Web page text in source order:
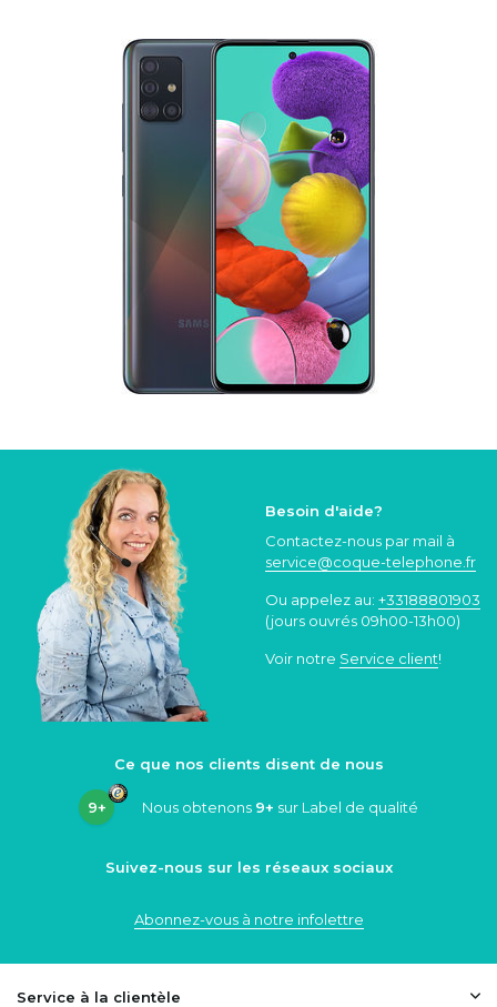
Besoin d'aide?
Contactez-nous par mail à
service@coque-telephone.fr
Ou appelez au: +33188801903
(jours ouvrés 09h00-13h00)
Voir notre Service client!
Ce que nos clients disent de nous
9+ Nous obtenons 9+ sur Label de qualité
Suivez-nous sur les réseaux sociaux
Abonnez-vous à notre infolettre
Service à la clientèle